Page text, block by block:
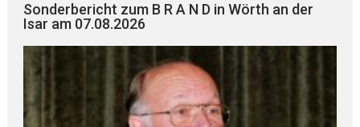
Sonderbericht zum B R A N D in Wörth an der
Isar am 07.08.2026